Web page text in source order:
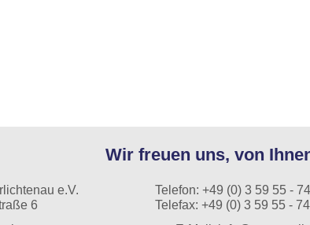
Wir freuen uns, von
e.V.
6
Telefon: +49 (0) 3 59 55 -
Telefax: +49 (0) 3 59 55 -